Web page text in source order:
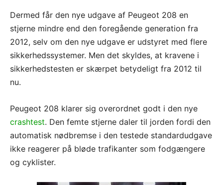
Dermed får den nye udgave af Peugeot 208 en
stjerne mindre end den foregående generation fra
2012, selv om den nye udgave er udstyret med flere
sikkerhedssystemer. Men det skyldes, at kravene i
sikkerhedstesten er skærpet betydeligt fra 2012 til
nu.
Peugeot 208 klarer sig overordnet godt i den nye
crashtest. Den femte stjerne daler til jorden fordi den
automatisk nødbremse i den testede standardudgave
ikke reagerer på bløde trafikanter som fodgængere
og cyklister.